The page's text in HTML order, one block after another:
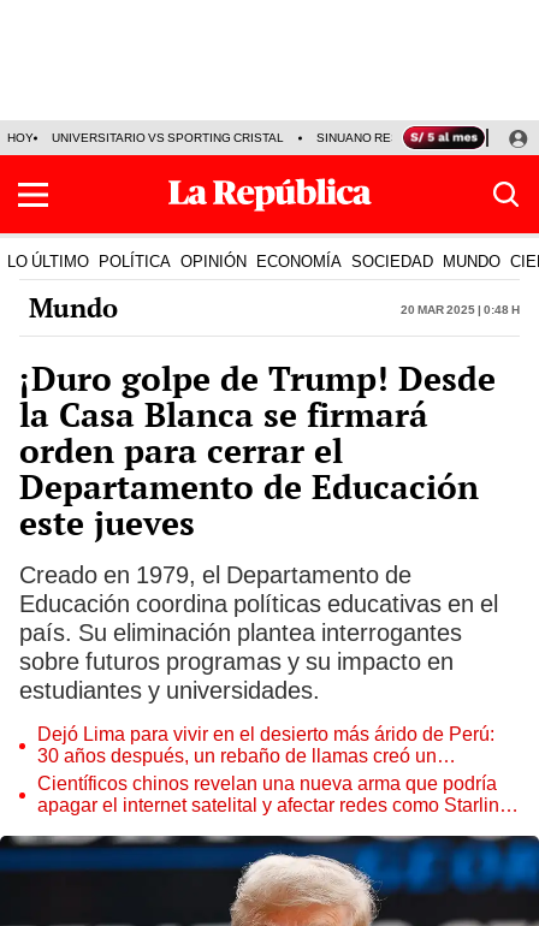
HOY UNIVERSITARIO VS SPORTING CRISTAL SINUANO RESULTADOS HOY
LO ÚLTIMO POLÍTICA OPINIÓN ECONOMÍA SOCIEDAD MUNDO
Mundo 20 Mar 2025 | 0:48 h
¡Duro golpe de Trump! Desde
la Casa Blanca se firmará
orden para cerrar el
Departamento de Educación
este jueves
Creado en 1979, el Departamento de
Educación coordina políticas educativas en el
país. Su eliminación plantea interrogantes
sobre futuros programas y su impacto en
estudiantes y universidades.
Dejó Lima para vivir en el desierto más árido de Perú:
30 años después, un rebaño de llamas creó un
sorprendente ecosistema
Científicos chinos revelan una nueva arma que podría
apagar el internet satelital y afectar redes como Starlink